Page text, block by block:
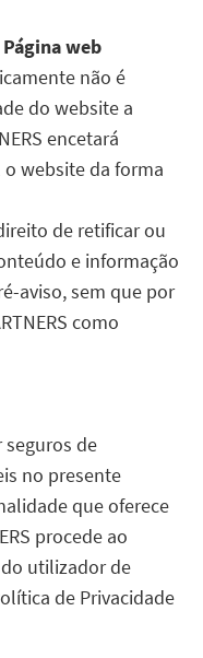
web
não é
do website a
encetará
website da forma
de retificar ou
e informação
aviso, sem que por
como
seguros de
no presente
que oferece
procede ao
utilizador de
de Privacidade